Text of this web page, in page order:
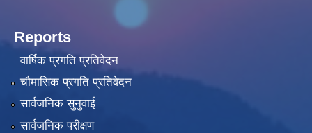
Reports
वार्षिक प्रगति प्रतिवेदन
चौमासिक प्रगति प्रतिवेदन
सार्वजनिक सुनुवाई
सार्वजनिक परीक्षण